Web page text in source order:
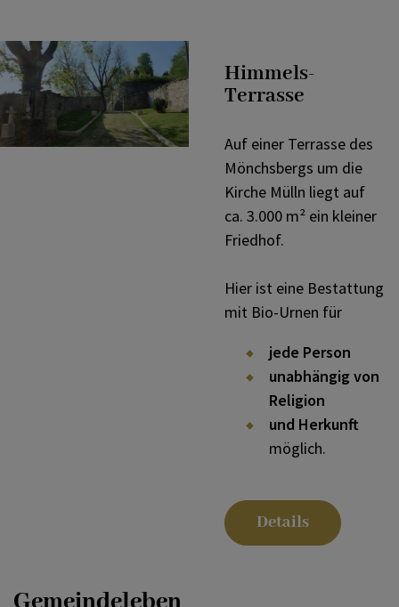
Himmels-
Terrasse
Auf einer Terrasse des
Mönchsbergs um die
Kirche Mülln liegt auf
ca. 3.000 m² ein kleiner
Friedhof.
Hier ist eine Bestattung
mit Bio-Urnen für
jede Person
unabhängig von
Religion
und Herkunft
möglich.
Details